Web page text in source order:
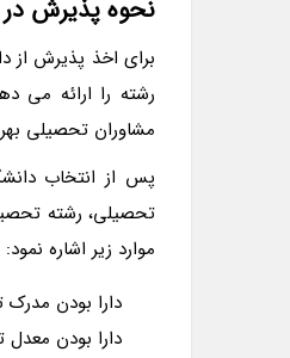
نحوه پذیرش در
برای اخذ پذیرش از
رشته را ارائه می
مشاوران تحصیلی
پس از انتخاب
تحصیلی، رشته
موارد زیر اشاره نمود:
دارا بودن
دارا بودن